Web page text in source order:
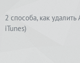
2 способа, как
iTunes)